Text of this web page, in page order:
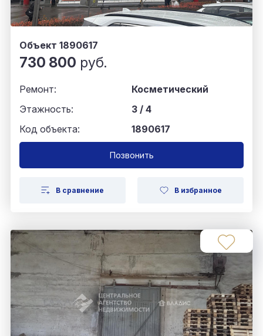
Объект 1890617
730 800 руб.
Ремонт:
Косметический
Этажность:
3 / 4
Код объекта:
1890617
Позвонить
В сравнение В избранное